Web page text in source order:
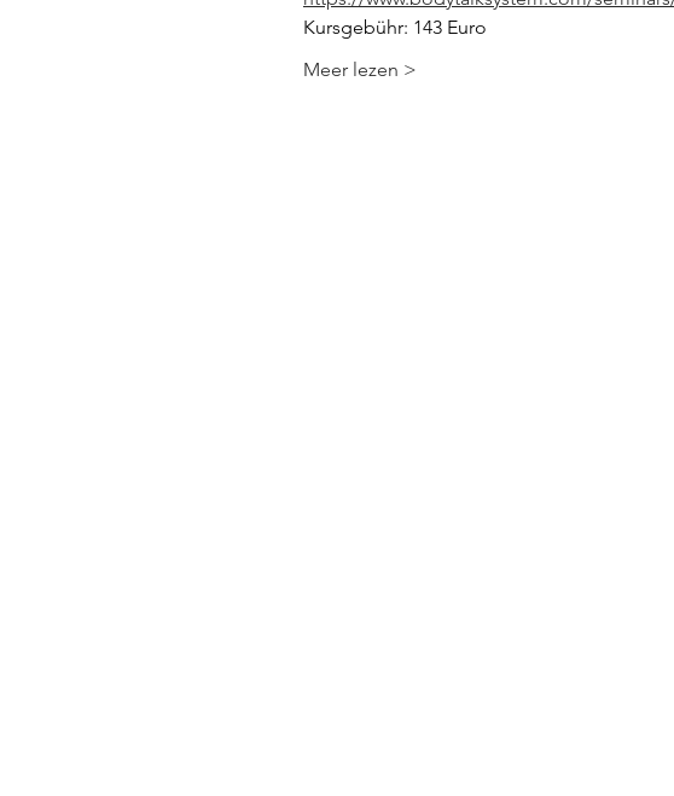
Kursgebühr: 143 Euro
Meer lezen >